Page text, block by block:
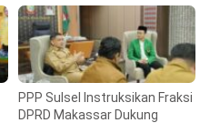
PPP Sulsel Instruksikan Fraksi
DPRD Makassar Dukung